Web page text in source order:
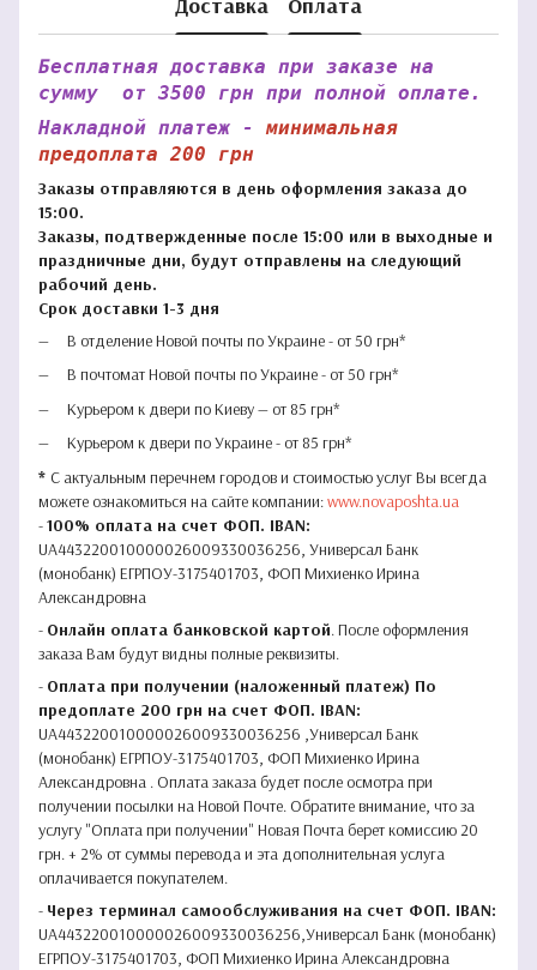
Доставка Оплата
Бесплатная доставка при заказе на
сумму от 3500 грн при полной оплате.
Накладной платеж - минимальная
предоплата 200 грн
Заказы отправляются в день оформления заказа до
15:00.
Заказы, подтвержденные после 15:00 или в выходные и
праздничные дни, будут отправлены на следующий
рабочий день.
Срок доставки 1-3 дня
В отделение Новой почты по Украине - от 50 грн*
В почтомат Новой почты по Украине - от 50 грн*
Курьером к двери по Киеву — от 85 грн*
Курьером к двери по Украине - от 85 грн*
* С актуальным перечнем городов и стоимостью услуг Вы всегда
можете ознакомиться на сайте компании:www.novaposhta.ua
-100% оплата на счет ФОП. IBAN:
UA443220010000026009330036256, Универсал Банк
(монобанк) ЕГРПОУ-3175401703, ФОП Михиенко Ирина
Александровна
- Онлайн оплата банковской картой. После оформления
заказа Вам будут видны полные реквизиты.
- Оплата при получении (наложенный платеж) По
предоплате 200 грн на счет ФОП. IBAN:
UA443220010000026009330036256 ,Универсал Банк
(монобанк) ЕГРПОУ-3175401703, ФОП Михиенко Ирина
Александровна . Оплата заказа будет после осмотра при
получении посылки на Новой Почте. Обратите внимание, что за
услугу "Оплата при получении" Новая Почта берет комиссию 20
грн. + 2% от суммы перевода и эта дополнительная услуга
оплачивается покупателем.
- Через терминал самообслуживания на счет ФОП. IBAN:
UA443220010000026009330036256,Универсал Банк (монобанк)
ЕГРПОУ-3175401703, ФОП Михиенко Ирина Александровна